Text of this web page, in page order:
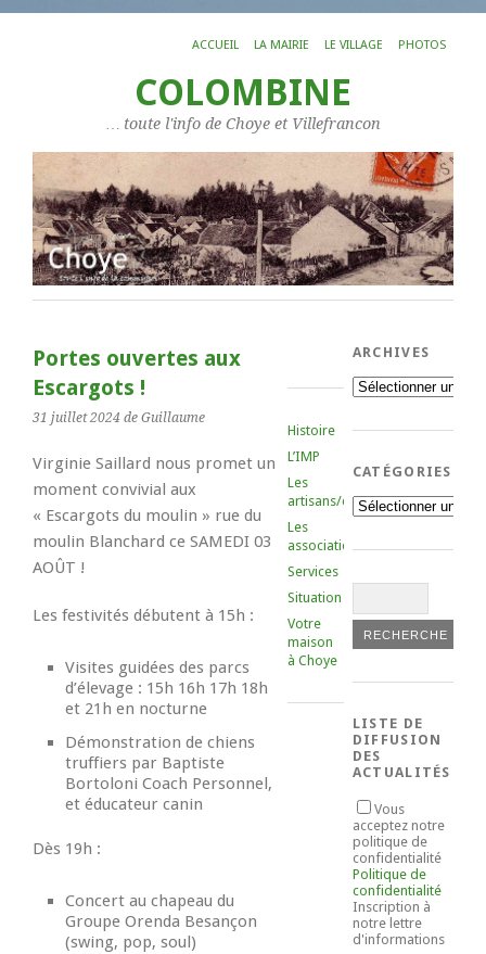
ACCUEIL LA MAIRIE LE VILLAGE PHOTOS
COLOMBINE
… toute l'info de Choye et Villefrancon
Portes ouvertes aux
Escargots !
31 juillet 2024 de Guillaume
Virginie Saillard nous promet un
moment convivial aux
« Escargots du moulin » rue du
moulin Blanchard ce SAMEDI 03
AOÛT !
Les festivités débutent à 15h :
Visites guidées des parcs
d’élevage : 15h 16h 17h 18h
et 21h en nocturne
Démonstration de chiens
truffiers par Baptiste
Bortoloni Coach Personnel,
et éducateur canin
Dès 19h :
Concert au chapeau du
Groupe Orenda Besançon
(swing, pop, soul)
Histoire
L’IMP
Les
artisans/commerçants
Les
associations
Services
Situation
Votre
maison
à Choye
ARCHIVES
Archives
CATÉGORIES
Catégories
LISTE DE
DIFFUSION
DES
ACTUALITÉS
Vous
acceptez notre
politique de
confidentialité
Politique de
confidentialité
Inscription à
notre lettre
d'informations